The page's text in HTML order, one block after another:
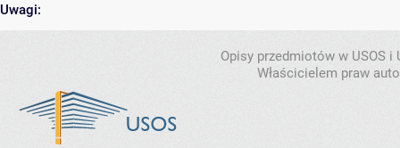
Uwagi:
Opisy przedmiotów w USOS
Właścicielem praw